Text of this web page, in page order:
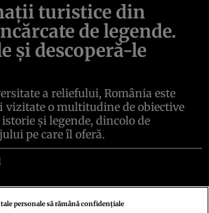
turistice din
de legende.
şi descoperă-le
a reliefului, România este
vizitate o multitudine de obiective
şi legende, dincolo de
pe care îl oferă.
tale personale să rămână confidențiale